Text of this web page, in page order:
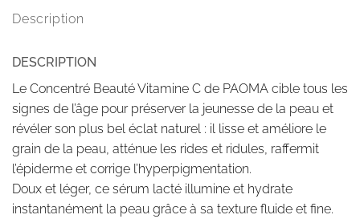
Description
DESCRIPTION
Le Concentré Beauté Vitamine C de PAOMA cible tous les
signes de l’âge pour préserver la jeunesse de la peau et
révéler son plus bel éclat naturel : il lisse et améliore le
grain de la peau, atténue les rides et ridules, raffermit
l’épiderme et corrige l’hyperpigmentation.
Doux et léger, ce sérum lacté illumine et hydrate
instantanément la peau grâce à sa texture fluide et fine.